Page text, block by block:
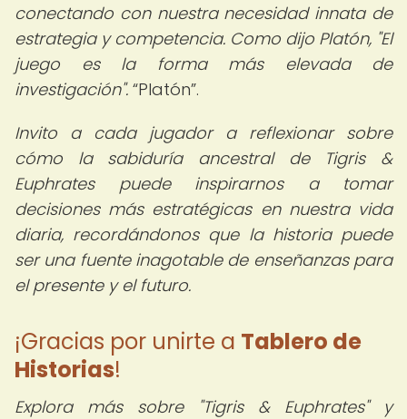
conectando con nuestra necesidad innata de
estrategia y competencia. Como dijo Platón, "El
juego es la forma más elevada de
investigación". Platón .
Invito a cada jugador a reflexionar sobre
cómo la sabiduría ancestral de Tigris &
Euphrates puede inspirarnos a tomar
decisiones más estratégicas en nuestra vida
diaria, recordándonos que la historia puede
ser una fuente inagotable de enseñanzas para
el presente y el futuro.
¡Gracias por unirte a Tablero de
Historias!
Explora más sobre "Tigris & Euphrates" y